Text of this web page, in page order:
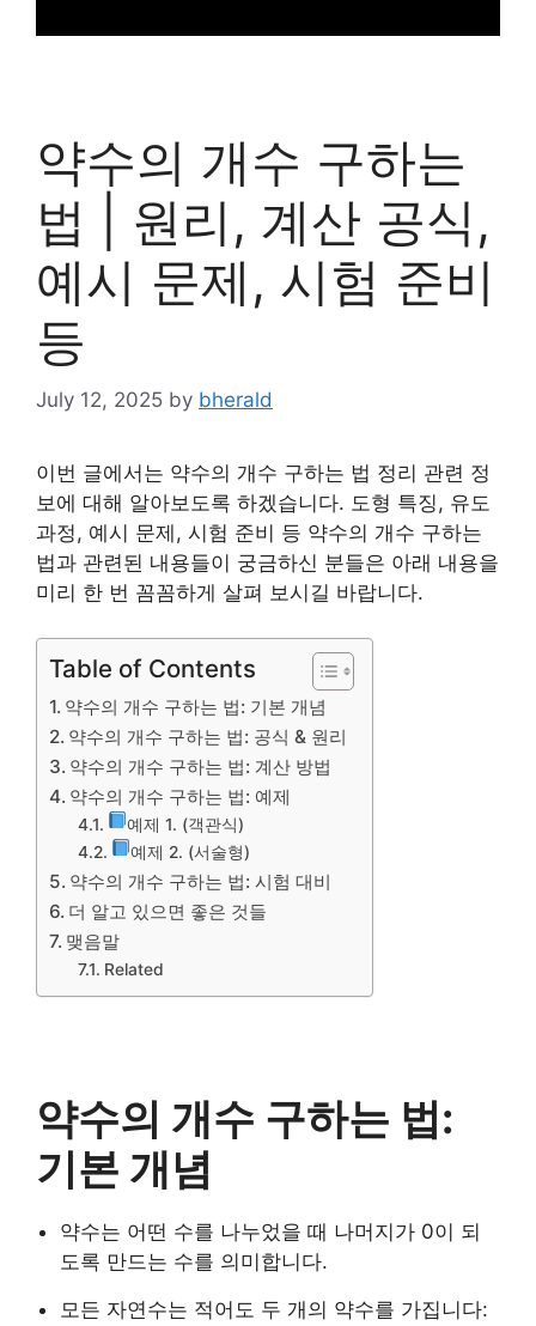
약수의 개수 구하는
법 | 원리, 계산 공식,
예시 문제, 시험 준비
등
July 12, 2025 by bherald
이번 글에서는 약수의 개수 구하는 법 정리 관련 정
보에 대해 알아보도록 하겠습니다. 도형 특징, 유도
과정, 예시 문제, 시험 준비 등 약수의 개수 구하는
법과 관련된 내용들이 궁금하신 분들은 아래 내용을
미리 한 번 꼼꼼하게 살펴 보시길 바랍니다.
Table of Contents
약수의 개수 구하는 법: 기본 개념
약수의 개수 구하는 법: 공식 & 원리
약수의 개수 구하는 법: 계산 방법
약수의 개수 구하는 법: 예제
예제 1. (객관식)
예제 2. (서술형)
약수의 개수 구하는 법: 시험 대비
더 알고 있으면 좋은 것들
맺음말
Related
약수의 개수 구하는 법:
기본 개념
약수는 어떤 수를 나누었을 때 나머지가 0이 되
도록 만드는 수를 의미합니다.
모든 자연수는 적어도 두 개의 약수를 가집니다: